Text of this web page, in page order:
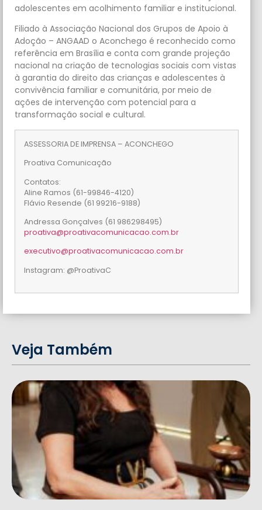
adolescentes em acolhimento familiar e institucional.
Filiado à Associação Nacional dos Grupos de Apoio à
Adoção – ANGAAD o Aconchego é reconhecido como
referência em Brasília e conta com grande projeção
nacional na criação de tecnologias sociais com vistas
à garantia do direito das crianças e adolescentes à
convivência familiar e comunitária, por meio de
ações de intervenção com potencial para a
transformação social e cultural.
ASSESSORIA DE IMPRENSA – ACONCHEGO
Proativa Comunicação
Contatos:
Aline Ramos (61-99846-4120)
Flávio Resende (61 99216-9188)
Andressa Gonçalves (61 986298495)
proativa@proativacomunicacao.com.br
executivo@proativacomunicacao.com.br
Instagram: @ProativaC
Veja Também